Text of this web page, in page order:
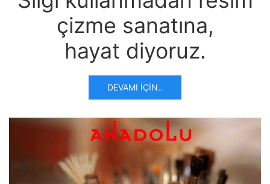
çizme sanatına,
hayat diyoruz.
DEVAMI İÇIN..